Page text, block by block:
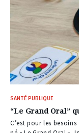
SANTÉ PUBLIQUE
“Le Grand Oral”
C’est pour les